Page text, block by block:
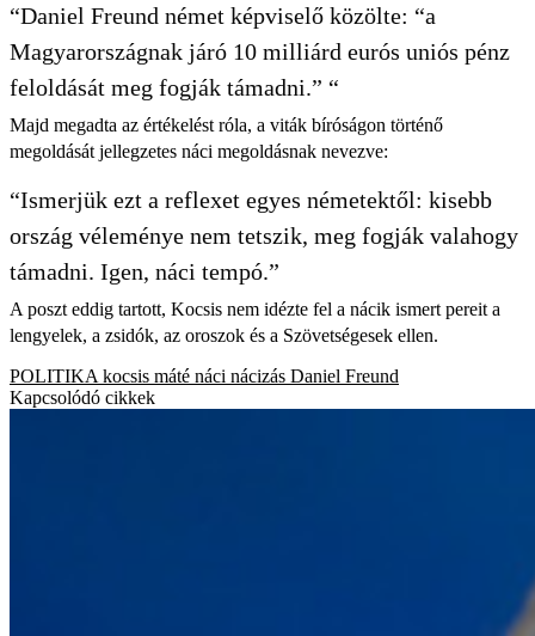
“Daniel Freund német képviselő közölte: “a
Magyarországnak járó 10 milliárd eurós uniós pénz
feloldását meg fogják támadni.” “
Majd megadta az értékelést róla, a viták bíróságon történő
megoldását jellegzetes náci megoldásnak nevezve:
“Ismerjük ezt a reflexet egyes németektől: kisebb
ország véleménye nem tetszik, meg fogják valahogy
támadni. Igen, náci tempó.”
A poszt eddig tartott, Kocsis nem idézte fel a nácik ismert pereit a
lengyelek, a zsidók, az oroszok és a Szövetségesek ellen.
POLITIKA kocsis máté náci nácizás Daniel Freund
Kapcsolódó cikkek